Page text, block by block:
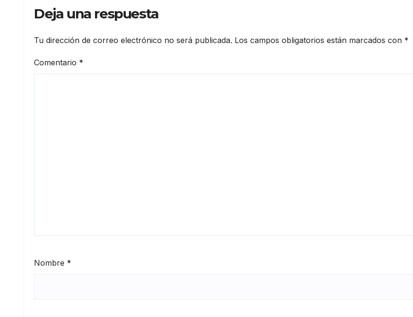
Daule
Deja una respuesta
Tu dirección de correo electrónico no será publicada. Los campos obligatorios están marcados con *
Comentario *
Nombre *